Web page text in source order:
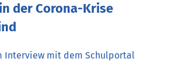
der Corona-Krise
Interview mit dem Schulportal